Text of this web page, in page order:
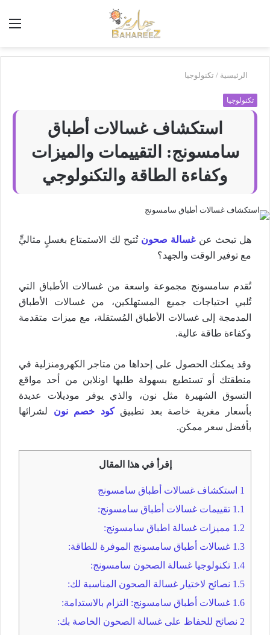
بَهاريز
الرئيسية / تكنولوجيا
تكنولوجيا
استكشاف غسالات أطباق
سامسونج: التقييمات والميزات
وكفاءة الطاقة والتكنولوجي
هل تبحث عنغسالة صحون تُتيح لك الاستمتاع بغسلٍ مثاليٍّ
مع توفير الوقت والجهد؟
تُقدم سامسونج مجموعة واسعة من غسالات الأطباق التي
تُلبي احتياجات جميع المستهلكين، من غسالات الأطباق
المدمجة إلى غسالات الأطباق المُستقلة، مع ميزات متقدمة
وكفاءة طاقة عالية.
وقد يمكنك الحصول على إحداها من متاجر الكهرومنزلية في
منطقتك أو تستطيع بسهولة طلبها اونلاين من أحد مواقع
التسوق الشهيرة مثل نون، والذي يوفر موديلات عديدة
بأسعار مغرية خاصة بعد تطبيقكود خصم نون لشرائها
بأفضل سعر ممكن.
إقرأ في هذا المقال
1 استكشاف غسالات أطباق سامسونج
1.1 تقييمات غسالات أطباق سامسونج:
1.2 مميزات غسالة اطباق سامسونج:
1.3 غسالات أطباق سامسونج الموفرة للطاقة:
1.4 تكنولوجيا غسالة الصحون سامسونج:
1.5 نصائح لاختيار غسالة الصحون المناسبة لك:
1.6 غسالات أطباق سامسونج: التزام بالاستدامة:
2 نصائح للحفاظ على غسالة الصحون الخاصة بك: